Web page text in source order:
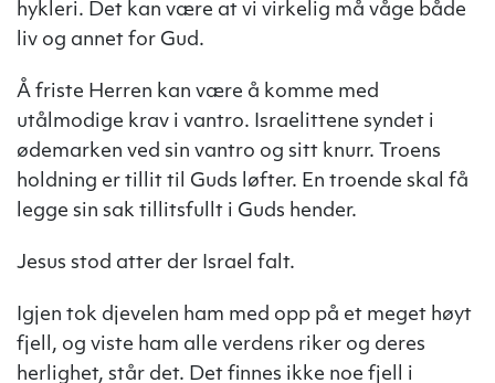
hykleri. Det kan være at vi virkelig må våge både
liv og annet for Gud.
Å friste Herren kan være å komme med
utålmodige krav i vantro. Israelittene syndet i
ødemarken ved sin vantro og sitt knurr. Troens
holdning er tillit til Guds løfter. En troende skal få
legge sin sak tillitsfullt i Guds hender.
Jesus stod atter der Israel falt.
Igjen tok djevelen ham med opp på et meget høyt
fjell, og viste ham alle verdens riker og deres
herlighet, står det. Det finnes ikke noe fjell i